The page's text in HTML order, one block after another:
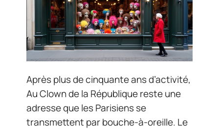
Après plus de cinquante ans d’activité,
Au Clown de la République reste une
adresse que les Parisiens se
transmettent par bouche-à-oreille. Le